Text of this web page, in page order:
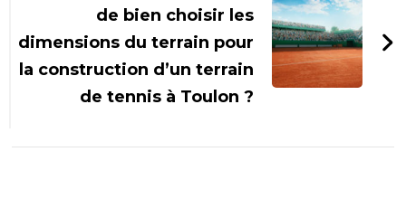
de bien choisir les
dimensions du terrain pour
la construction d’un terrain
de tennis à Toulon ?